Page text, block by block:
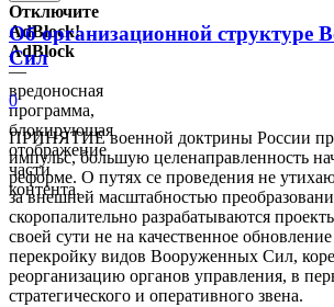
Отключите
AdBlock!
AdBlock
—
вредоносная
программа,
блокирующая
отображение
части
контента.
Об организационной структуре
Сил
0
ПРИНЯТИЕ военной доктрины России
импульс, большую целенаправленность
реформе. О путях се проведения не
за внешней масштабностью
скоропалительно разрабатываются
своей сути не на качественное
перекройку видов Вооруженных Сил,
реорганизацию органов управления, в
стратегического и оперативного звена.